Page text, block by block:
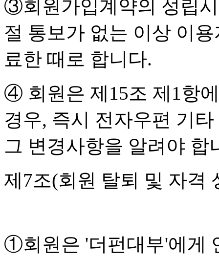
③회원가입계약의 성립
절 통보가 없는 이상 이
료한 때로 합니다.
④ 회원은 제15조 제1항
경우, 즉시 전자우편 기
그 변경사항을 알려야 합
제7조(회원 탈퇴 및 자격
①회원은 '더펀대부'에게